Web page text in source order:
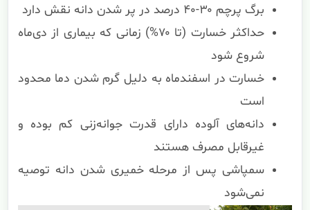
برگ پرچم ۳۰-۴۰ درصد در پر شدن دانه نقش دارد
حداکثر خسارت (تا ۷۰%) زمانی که بیماری از دی‌ماه
شروع شود
خسارت در اسفندماه به دلیل گرم شدن دما محدود
است
دانه‌های آلوده دارای قدرت جوانه‌زنی کم بوده و
غیرقابل مصرف هستند
سمپاشی پس از مرحله خمیری شدن دانه توصیه
نمی‌شود